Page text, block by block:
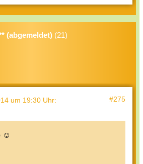
(abgemeldet) (21)
um 19:30 Uhr: #275
☺